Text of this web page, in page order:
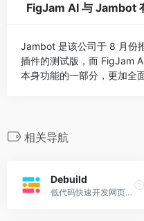
FigJam AI 与 Jambot
Jambot 是该公司于 8 月份
插件的测试版，而 FigJam
本身功能的一部分，更加全
相关导航
Debuild
低代码快速开发网页应用